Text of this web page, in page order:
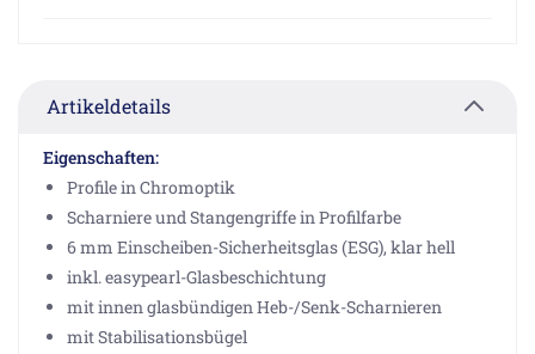
Artikeldetails
Eigenschaften:
Profile in Chromoptik
Scharniere und Stangengriffe in Profilfarbe
6 mm Einscheiben-Sicherheitsglas (ESG), klar hell
inkl. easypearl-Glasbeschichtung
mit innen glasbündigen Heb-/Senk-Scharnieren
mit Stabilisationsbügel